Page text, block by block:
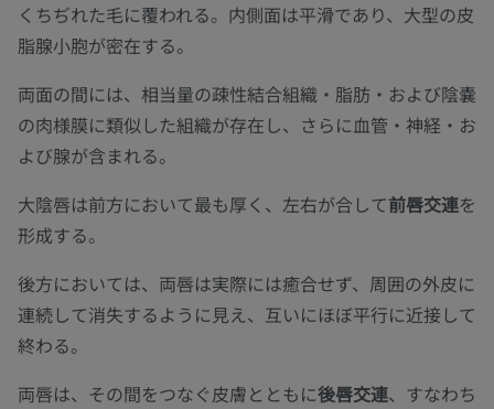
くちぢれた毛に覆われる。内側面は平滑であり、大型の皮
脂腺小胞が密在する。
両面の間には、相当量の疎性結合組織・脂肪・および陰嚢
の肉様膜に類似した組織が存在し、さらに血管・神経・お
よび腺が含まれる。
大陰唇は前方において最も厚く、左右が合して前唇交連を
形成する。
後方においては、両唇は実際には癒合せず、周囲の外皮に
連続して消失するように見え、互いにほぼ平行に近接して
終わる。
両唇は、その間をつなぐ皮膚とともに後唇交連、すなわち